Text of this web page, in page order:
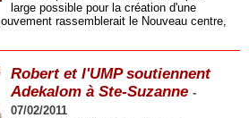
large possible pour la création d'une
rassemblerait le Nouveau centre,
Robert et l'UMP soutiennent
Adekalom à Ste-Suzanne -
07/02/2011